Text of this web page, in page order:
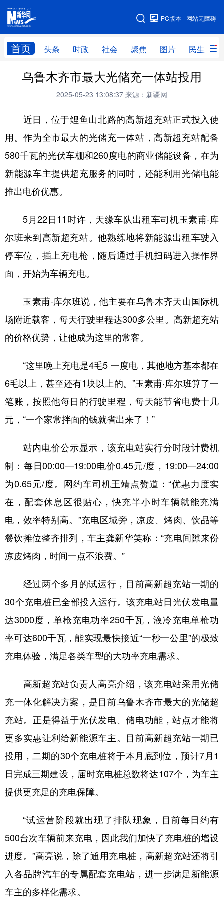
网站无障碍
PC版本
首页 头条 时政 社会 聚焦 图片 民生
网站地图
头条 时政 社会 聚焦
民生 访谈
访惠聚 专题 服务 援疆
云游新疆 云端悦读 云看书画 光影新疆
人事频道 融媒体联播 廉政频道 新华视角看新疆
地方频道
北京 天津 河北 山西
辽宁 吉林 上海 江苏
浙江 安徽 福建 江西
广东 广西 海南 重庆
四川 贵州 云南 西藏
新疆 内蒙古 黑龙江
多语种频道
English Español Français
Русский язык 日本語 한국어
Deutsch Português
乌鲁木齐市最大光储充一体站投用
2025-05-23 13:08:37 来源：新疆网
近日，位于鲤鱼山北路的高新超充站正式投入使
用。作为全市最大的光储充一体站，高新超充站配备
580千瓦的光伏车棚和260度电的商业储能设备，在为
新能源车主提供超充服务的同时，还能利用光储电能
推出电价优惠。
5月22日11时许，天缘车队出租车司机玉素甫·库
尔班来到高新超充站。他熟练地将新能源出租车驶入
停车位，插上充电枪，随后通过手机扫码进入操作界
面，开始为车辆充电。
玉素甫·库尔班说，他主要在乌鲁木齐天山国际机
场附近载客，每天行驶里程达300多公里。高新超充站
的价格优势，让他成为这里的常客。
“这里晚上充电是4毛5 一度电，其他地方基本都在
6毛以上，甚至还有1块以上的。”玉素甫·库尔班算了一
笔账，按照他每日的行驶里程，每天能节省电费十几
元，“一个家常拌面的钱就省出来了！”
站内电价公示显示，该充电站实行分时段计费机
制：每日00:00—19:00电价0.45元/度，19:00—24:00
为0.65元/度。网约车司机王靖点赞道：“优惠力度实
在，配套休息区很贴心，快充半小时车辆就能充满
电，效率特别高。”充电区域旁，凉皮、烤肉、饮品等
餐饮摊位整齐排列，车主龚新华笑称：“充电间隙来份
凉皮烤肉，时间一点不浪费。”
经过两个多月的试运行，目前高新超充站一期的
30个充电桩已全部投入运行。该充电站日光伏发电量
达3000度，单枪充电功率250千瓦，液冷充电单枪功
率可达600千瓦，能实现最快接近“一秒一公里”的极致
充电体验，满足各类车型的大功率充电需求。
高新超充站负责人高亮介绍，该充电站采用光储
充一体化解决方案，是目前乌鲁木齐市最大的光储超
充站。正是得益于光伏发电、储电功能，站点才能将
更多实惠让利给新能源车主。目前高新超充站一期已
投用，二期的30个充电桩将于本月底到位，预计7月1
日完成三期建设，届时充电桩总数将达107个，为车主
提供更充足的充电保障。
“试运营阶段就出现了排队现象，目前每日约有
500台次车辆前来充电，因此我们加快了充电桩的增设
进度。”高亮说，除了通用充电桩，高新超充站还将引
入各品牌汽车的专属配套充电站，进一步满足新能源
车主的多样化需求。